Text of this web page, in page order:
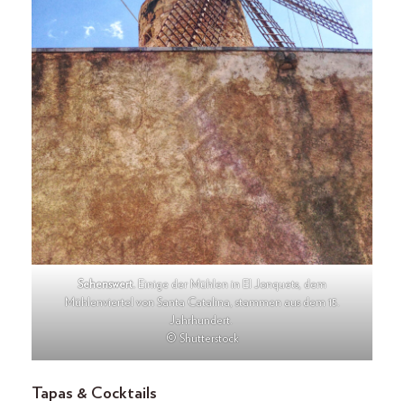
Sehenswert. Einige der Mühlen in El Jonquets, dem
Mühlenviertel von Santa Catalina, stammen aus dem 15.
Jahrhundert.
© Shutterstock
Tapas & Cocktails